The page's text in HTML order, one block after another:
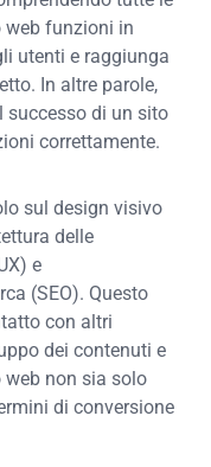
web funzioni in
utenti e raggiunga
In altre parole,
successo di un sito
correttamente.
sul design visivo
delle
e
(SEO). Questo
con altri
dei contenuti e
web non sia solo
di conversione